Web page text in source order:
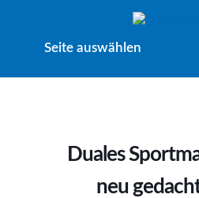
Seite auswählen
Duales
neu